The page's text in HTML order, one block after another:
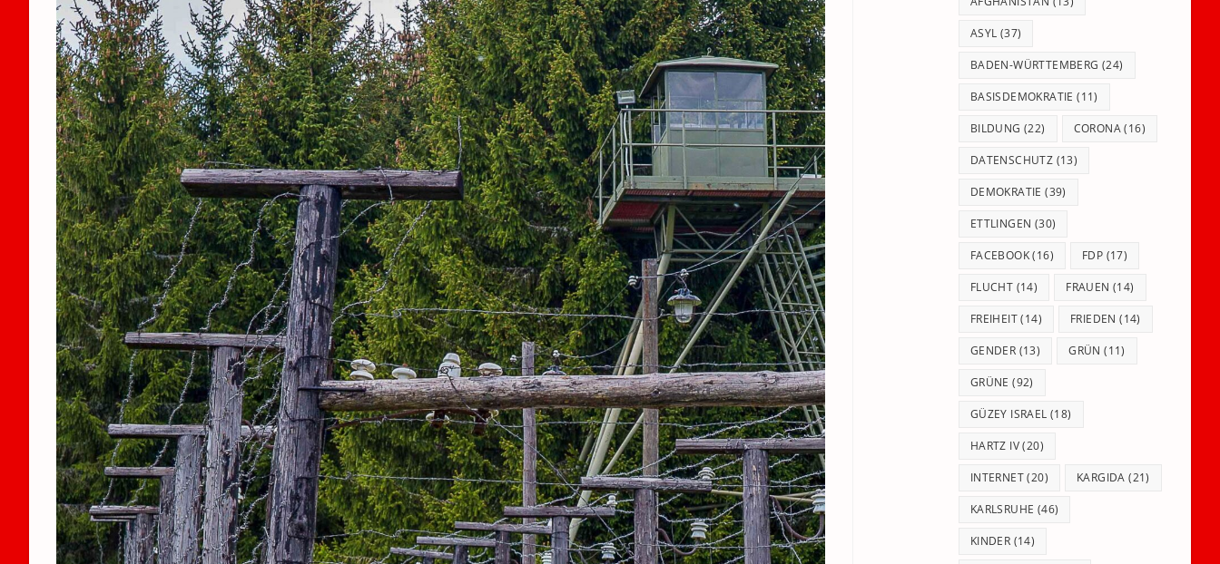
ASYL (37)
BADEN-WÜRTTEMBERG (24)
BASISDEMOKRATIE (11)
BILDUNG (22) CORONA(16)
DATENSCHUTZ (13)
DEMOKRATIE (39)
ETTLINGEN (30)
FACEBOOK(16) FDP (17)
FLUCHT (14) FRAUEN (14)
FREIHEIT(14) FRIEDEN (14)
GENDER (13) GRÜN (11)
GRÜNE (92)
GÜZEY ISRAEL (18)
HARTZ IV(20)
INTERNET(20) KARGIDA (21)
KARLSRUHE (46)
KINDER (14)